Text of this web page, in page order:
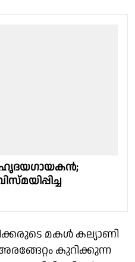
ഹൃദയഗായകന്‍;
മകൾ കല്യാണി
കുറിക്കുന്ന